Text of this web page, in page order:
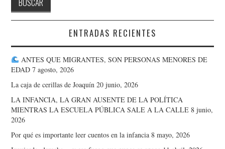
ENTRADAS RECIENTES
ANTES QUE MIGRANTES, SON PERSONAS MENORES DE
EDAD 7 agosto, 2026
La caja de cerillas de Joaquín 20 junio, 2026
LA INFANCIA, LA GRAN AUSENTE DE LA POLÍTICA
MIENTRAS LA ESCUELA PÚBLICA SALE A LA CALLE 8 junio,
2026
Por qué es importante leer cuentos en la infancia 8 mayo, 2026